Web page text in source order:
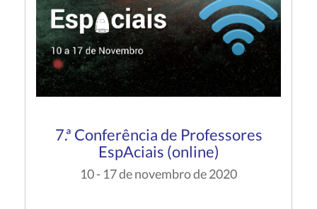
7.ª Conferência de Professores
EspAciais (online)
10 - 17 de novembro de 2020